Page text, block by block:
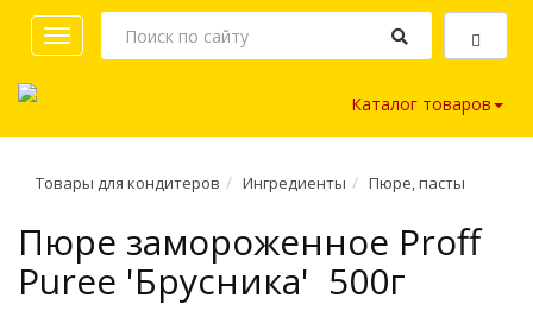
Toggle
navigation
Каталог товаров
Товары для кондитеров Ингредиенты Пюре, пасты
Пюре замороженное Proff
Puree 'Брусника' 500г